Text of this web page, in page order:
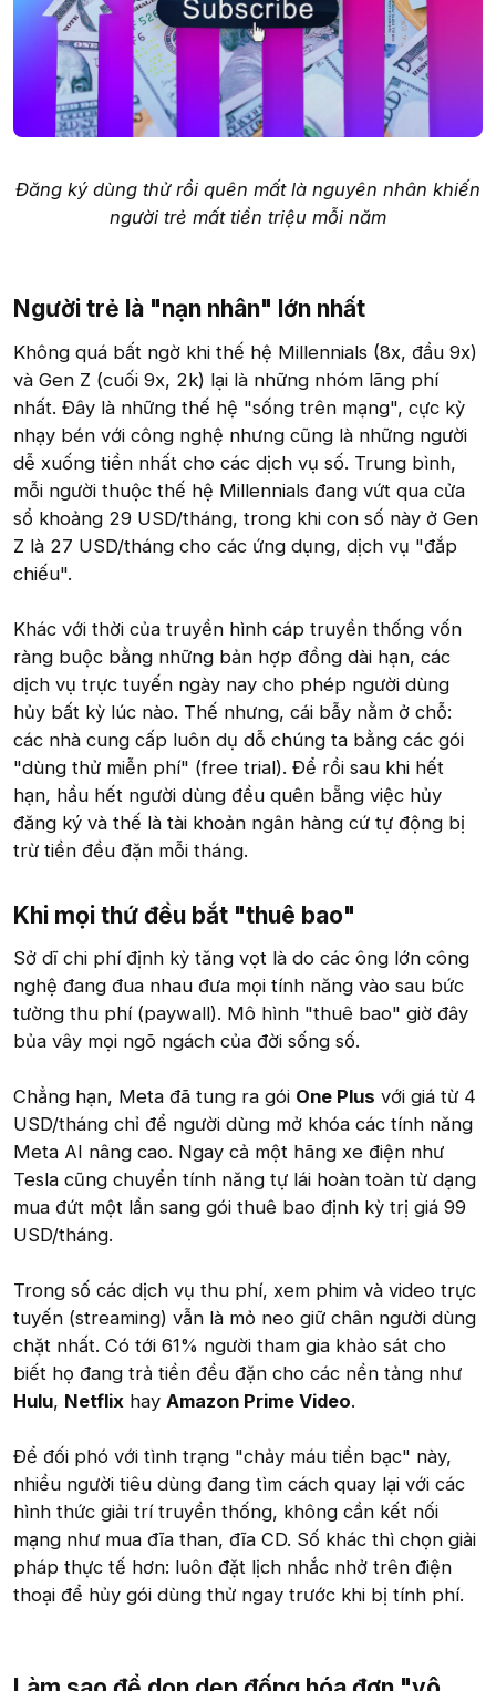
Đăng ký dùng thử rồi quên mất là nguyên nhân khiến
người trẻ mất tiền triệu mỗi năm
Người trẻ là "nạn nhân" lớn nhất​
Không quá bất ngờ khi thế hệ Millennials (8x, đầu 9x)
và Gen Z (cuối 9x, 2k) lại là những nhóm lãng phí
nhất. Đây là những thế hệ "sống trên mạng", cực kỳ
nhạy bén với công nghệ nhưng cũng là những người
dễ xuống tiền nhất cho các dịch vụ số. Trung bình,
mỗi người thuộc thế hệ Millennials đang vứt qua cửa
sổ khoảng 29 USD/tháng, trong khi con số này ở Gen
Z là 27 USD/tháng cho các ứng dụng, dịch vụ "đắp
chiếu".
Khác với thời của truyền hình cáp truyền thống vốn
ràng buộc bằng những bản hợp đồng dài hạn, các
dịch vụ trực tuyến ngày nay cho phép người dùng
hủy bất kỳ lúc nào. Thế nhưng, cái bẫy nằm ở chỗ:
các nhà cung cấp luôn dụ dỗ chúng ta bằng các gói
"dùng thử miễn phí" (free trial). Để rồi sau khi hết
hạn, hầu hết người dùng đều quên bẵng việc hủy
đăng ký và thế là tài khoản ngân hàng cứ tự động bị
trừ tiền đều đặn mỗi tháng.
Khi mọi thứ đều bắt "thuê bao"​
Sở dĩ chi phí định kỳ tăng vọt là do các ông lớn công
nghệ đang đua nhau đưa mọi tính năng vào sau bức
tường thu phí (paywall). Mô hình "thuê bao" giờ đây
bủa vây mọi ngõ ngách của đời sống số.
Chẳng hạn, Meta đã tung ra gói One Plus với giá từ 4
USD/tháng chỉ để người dùng mở khóa các tính năng
Meta AI nâng cao. Ngay cả một hãng xe điện như
Tesla cũng chuyển tính năng tự lái hoàn toàn từ dạng
mua đứt một lần sang gói thuê bao định kỳ trị giá 99
USD/tháng.
Trong số các dịch vụ thu phí, xem phim và video trực
tuyến (streaming) vẫn là mỏ neo giữ chân người dùng
chặt nhất. Có tới 61% người tham gia khảo sát cho
biết họ đang trả tiền đều đặn cho các nền tảng như
Hulu, Netflix hay Amazon Prime Video.
Để đối phó với tình trạng "chảy máu tiền bạc" này,
nhiều người tiêu dùng đang tìm cách quay lại với các
hình thức giải trí truyền thống, không cần kết nối
mạng như mua đĩa than, đĩa CD. Số khác thì chọn giải
pháp thực tế hơn: luôn đặt lịch nhắc nhở trên điện
thoại để hủy gói dùng thử ngay trước khi bị tính phí.